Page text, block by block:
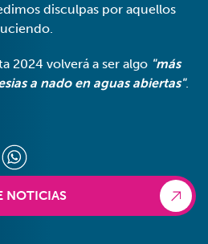
disculpas por aquellos
2024 volverá a ser algo "más
a nado en aguas abiertas".
NOTICIAS